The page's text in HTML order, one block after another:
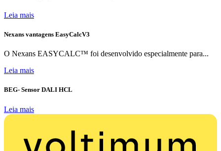
Leia mais
Nexans vantagens EasyCalcV3
O Nexans EASYCALC™ foi desenvolvido especialmente para...
Leia mais
BEG- Sensor DALI HCL
Leia mais